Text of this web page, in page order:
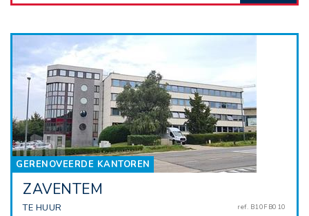
GERENOVEERDE KANTOREN
ZAVENTEM
TE HUUR ref. B10FB010